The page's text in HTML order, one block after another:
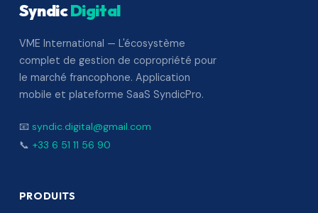
SyndicDigital
VME International — L'écosystème
complet de gestion de copropriété pour
le marché francophone. Application
mobile et plateforme SaaS SyndicPro.
📧 syndic.digital@gmail.com
📞 +33 6 51 11 56 90
PRODUITS